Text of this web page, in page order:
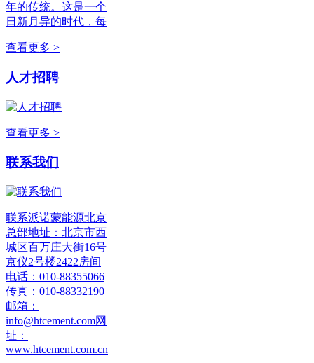
年的传统。这是一个
日新月异的时代，每
查看更多 >
人才招聘
查看更多 >
联系我们
联系派诺蒙能源北京
总部地址：北京市西
城区百万庄大街16号
京仪2号楼2422房间
电话：010-88355066
传真：010-88332190
邮箱：
info@htcement.com网
址：
www.htcement.com.cn